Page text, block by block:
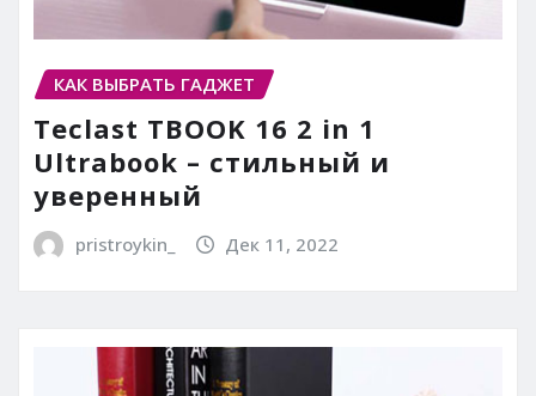
КАК ВЫБРАТЬ ГАДЖЕТ
Teclast TBOOK 16 2 in 1
Ultrabook – стильный и
уверенный
pristroykin_ Дек 11, 2022